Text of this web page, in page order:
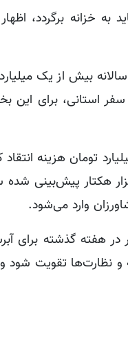
به خزانه برگردد،
سالانه بیش از یک
استانی، برای این
بهره‌برداری کامل از سامانه گرمسیری با وجود ۱۵
اول آب منطقه‌ای و جهاد کشاورزی باید هر چه
وارد می‌شود.
و نظارت‌ها تقویت شود